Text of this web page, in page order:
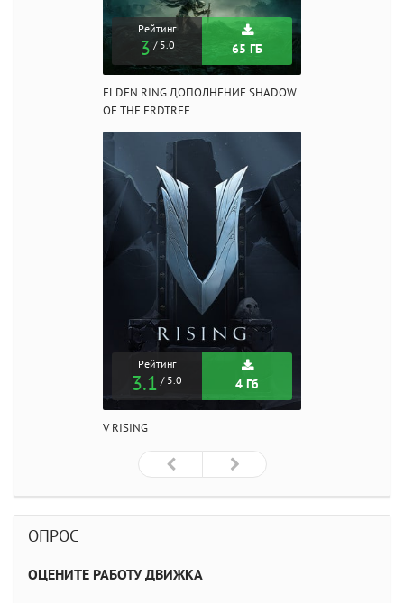
Рейтинг
3 / 5.0 65 ГБ
ELDEN RING ДОПОЛНЕНИЕ SHADOW
OF THE ERDTREE
Рейтинг
3.1 / 5.0 4 Гб
V RISING
ОПРОС
ОЦЕНИТЕ РАБОТУ ДВИЖКА